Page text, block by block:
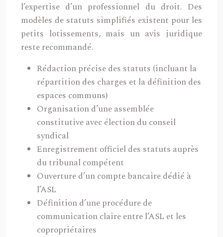
l’expertise d’un professionnel du droit. Des
modèles de statuts simplifiés existent pour les
petits lotissements, mais un avis juridique
reste recommandé.
Rédaction précise des statuts (incluant la
répartition des charges et la définition des
espaces communs)
Organisation d’une assemblée
constitutive avec élection du conseil
syndical
Enregistrement officiel des statuts auprès
du tribunal compétent
Ouverture d’un compte bancaire dédié à
l’ASL
Définition d’une procédure de
communication claire entre l’ASL et les
copropriétaires